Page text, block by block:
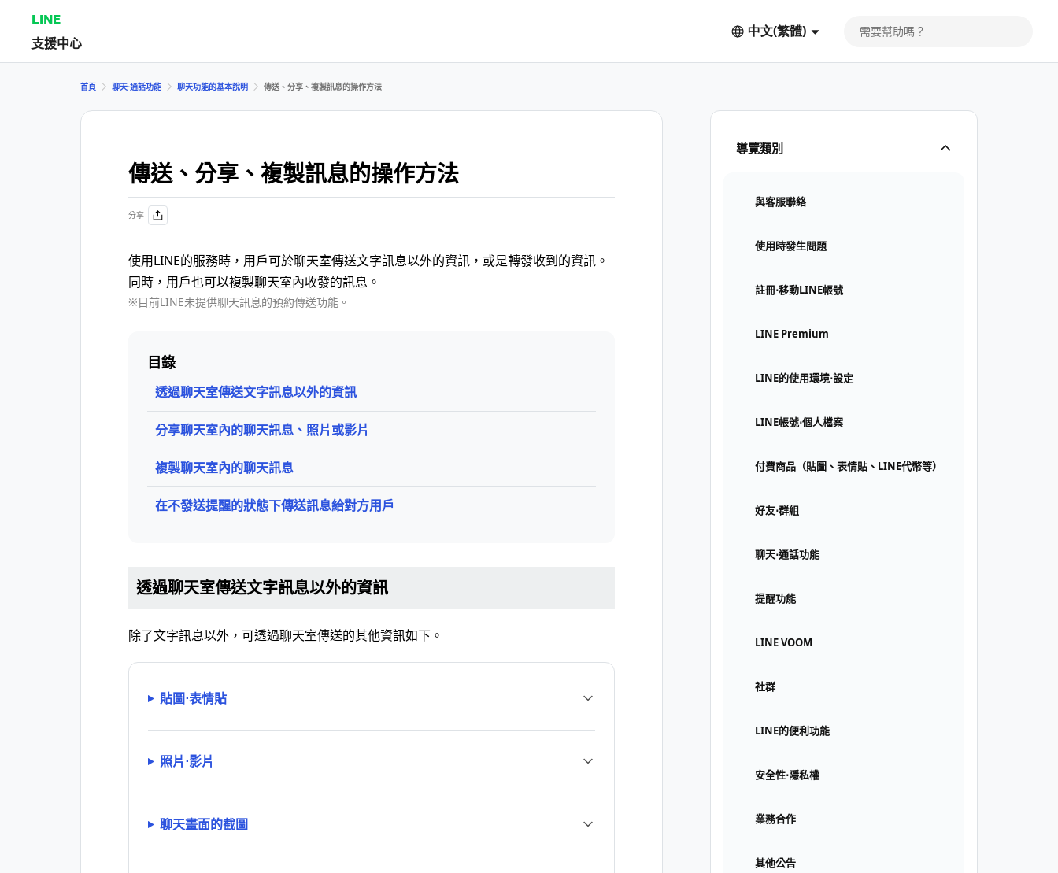
LINE
支援中心
中文(繁體)
導覽類別
與客服聯絡
使用時發生問題
註冊⋅移動LINE帳號
LINE Premium
LINE的使用環境⋅設定
LINE帳號⋅個人檔案
付費商品（貼圖、表情貼、LINE代幣等）
好友⋅群組
聊天⋅通話功能
提醒功能
LINE VOOM
社群
LINE的便利功能
安全性⋅隱私權
業務合作
其他公告
首頁 聊天⋅通話功能 聊天功能的基本說明 傳送、分享、複製訊息的操作方法
傳送、分享、複製訊息的操作方法
分享
使用LINE的服務時，用戶可於聊天室傳送文字訊息以外的資訊，或是轉發收到的資訊。
同時，用戶也可以複製聊天室內收發的訊息。
※目前LINE未提供聊天訊息的預約傳送功能。
目錄
透過聊天室傳送文字訊息以外的資訊
分享聊天室內的聊天訊息、照片或影片
複製聊天室內的聊天訊息
在不發送提醒的狀態下傳送訊息給對方用戶
透過聊天室傳送文字訊息以外的資訊
除了文字訊息以外，可透過聊天室傳送的其他資訊如下。
貼圖⋅表情貼
照片⋅影片
聊天畫面的截圖